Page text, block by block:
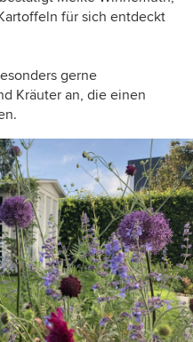
für sich entdeckt
gerne
Kräuter an, die einen